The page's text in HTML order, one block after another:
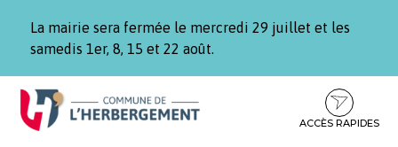
La mairie sera fermée le mercredi 29 juillet et les
samedis 1er, 8, 15 et 22 août.
Aller
Aller
contenu
Aller
pied
ACCÈS RAPIDES